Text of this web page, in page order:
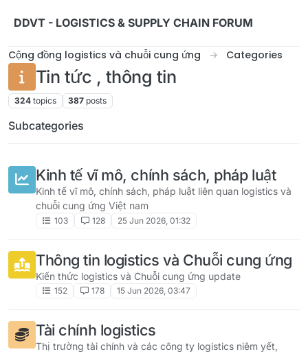
DDVT - LOGISTICS & SUPPLY CHAIN FORUM
Cộng đồng logistics và chuỗi cung ứng Categories
Tin tức , thông tin
324 topics 387 posts
Subcategories
Kinh tế vĩ mô, chính sách, pháp luật
Kinh tế vĩ mô, chính sách, pháp luật liên quan logistics và
chuỗi cung ứng Việt nam
103 128 25 Jun 2026, 01:32
Thông tin logistics và Chuỗi cung ứng
Kiến thức logistics và Chuỗi cung ứng update
152 178 15 Jun 2026, 03:47
Tài chính logistics
Thị trường tài chính và các công ty logistics niêm yết,